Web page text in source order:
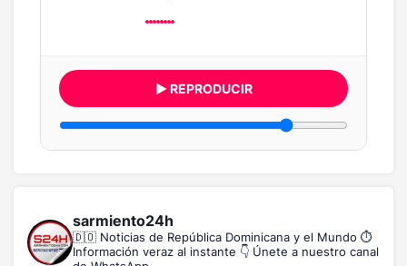
▶ REPRODUCIR
sarmiento24h
🇩🇴 Noticias de República Dominicana y el Mundo ⏱️
Información veraz al instante 👇 Únete a nuestro canal